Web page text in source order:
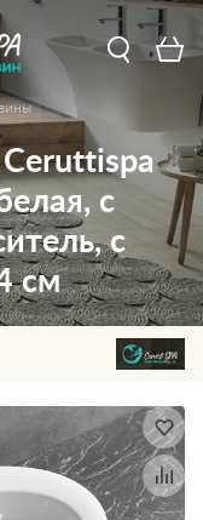
с
с
см